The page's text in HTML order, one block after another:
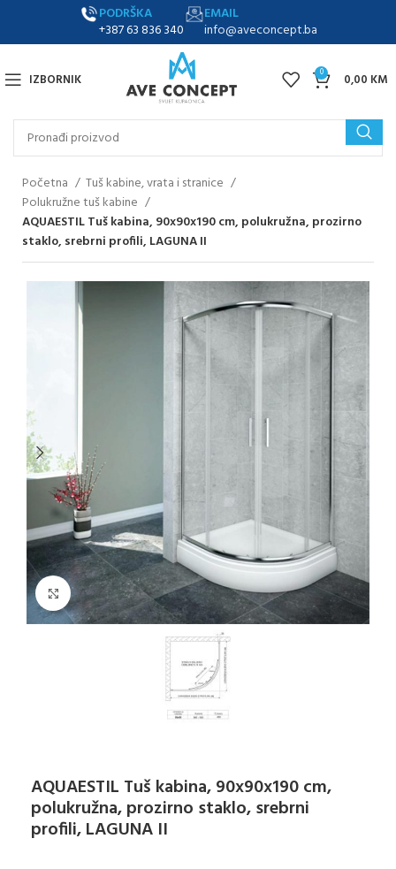
PODRŠKA
+387 63 836 340
EMAIL
info@aveconcept.ba
IZBORNIK 0 0,00 KM
Početna
Tuš kabine, vrata i stranice
Polukružne tuš kabine
AQUAESTIL Tuš kabina, 90x90x190 cm, polukružna, prozirno
staklo, srebrni profili, LAGUNA II
Klikni za uvećanje
AQUAESTIL Tuš kabina, 90x90x190 cm,
polukružna, prozirno staklo, srebrni
profili, LAGUNA II